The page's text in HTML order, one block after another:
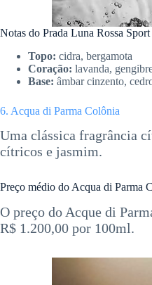
Notas do Prada Luna Rossa Sport
Topo: cidra, bergamota
Coração: lavanda,
Base: âmbar cinzento,
6. Acqua di Parma Colônia
Uma clássica fragrância
cítricos e jasmim.
Preço médio do Acqua di Parma
O preço do Acque di
R$ 1.200,00 por 100ml.